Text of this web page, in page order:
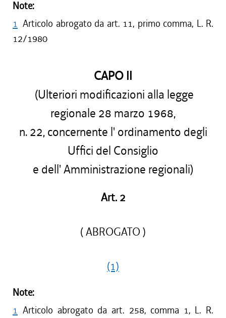
Note:
1 Articolo abrogato da art. 11, primo comma, L. R.
12/1980
CAPO II
(Ulteriori modificazioni alla legge
regionale 28 marzo 1968,
n. 22, concernente l' ordinamento degli
Uffici del Consiglio
e dell' Amministrazione regionali)
Art. 2
( ABROGATO )
(1)
Note:
1 Articolo abrogato da art. 258, comma 1, L. R.